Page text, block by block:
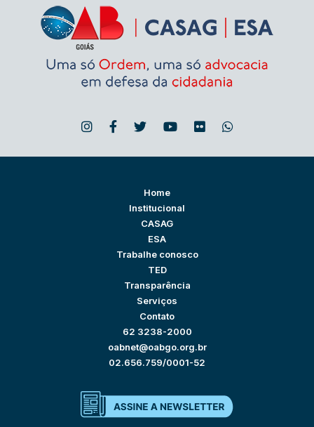
Home
Institucional
CASAG
ESA
Trabalhe conosco
TED
Transparência
Serviços
Contato
62 3238-2000
oabnet@oabgo.org.br
02.656.759/0001-52